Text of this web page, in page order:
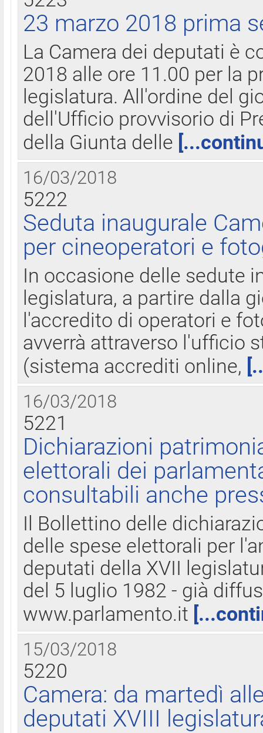
23 marzo 2018 prima
La Camera dei deputati è
2018 alle ore 11.00 per la
legislatura. All'ordine del
dell'Ufficio provvisorio di
della Giunta delle
16/03/2018
5222
Seduta inaugurale
per cineoperatori e
In occasione delle sedute
legislatura, a partire dalla
l'accredito di operatori e
avverrà attraverso l'ufficio
(sistema accrediti online,
16/03/2018
5221
Dichiarazioni
elettorali dei
consultabili anche
Il Bollettino delle
delle spese elettorali per
deputati della XVII
del 5 luglio 1982 - già
www.parlamento.it
15/03/2018
5220
Camera: da martedì
deputati XVIII